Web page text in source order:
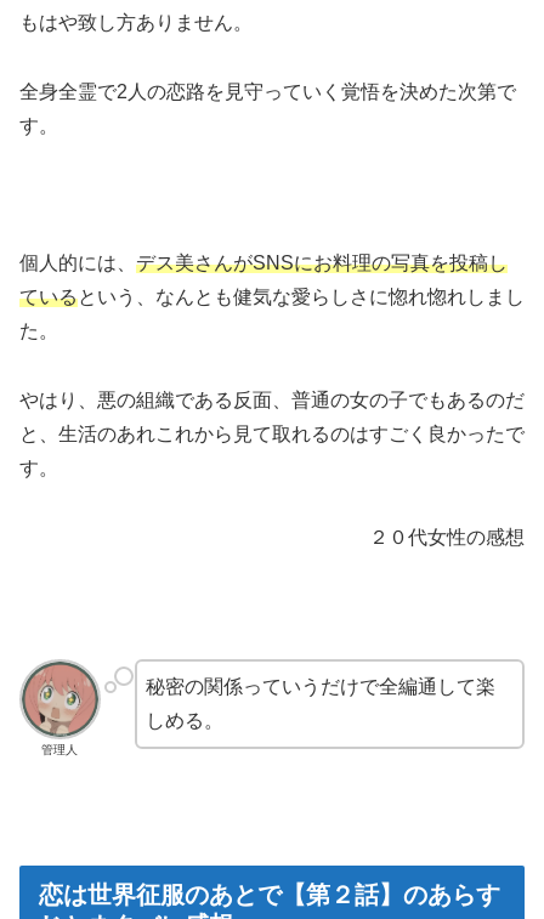
もはや致し方ありません。
全身全霊で2人の恋路を見守っていく覚悟を決めた次第で
す。
個人的には、 デス美さんがSNSにお料理の写真を投稿し
ているという、なんとも健気な愛らしさに惚れ惚れしまし
た。
やはり、悪の組織である反面、普通の女の子でもあるのだ
と、生活のあれこれから見て取れるのはすごく良かったで
す。
２０代女性の感想
管理人
秘密の関係っていうだけで全編通して楽
しめる。
恋は世界征服のあとで【第２話】のあらす